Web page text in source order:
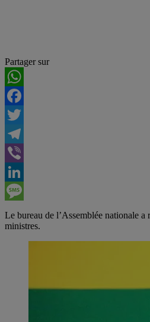
Partager sur
WhatsApp
Facebook
Twitter
Telegram
Viber
LinkedIn
Message
Le bureau de l’Assemblée nationale
ministres.